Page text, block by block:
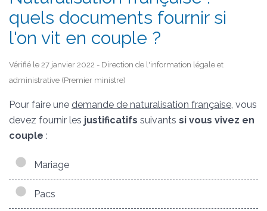
quels documents fournir si
l'on vit en couple ?
Vérifié le 27 janvier 2022 - Direction de l'information légale et
administrative (Premier ministre)
Pour faire une demande de naturalisation française, vous
devez fournir les justificatifs suivants si vous vivez en
couple :
Mariage
Pacs